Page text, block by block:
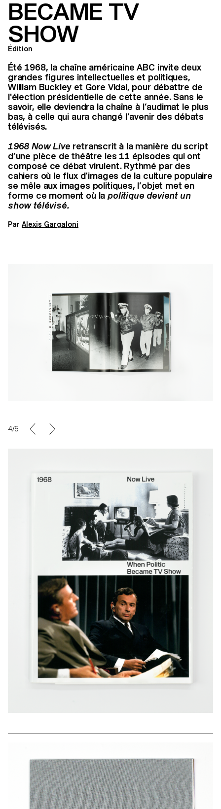
BECAME TV
SHOW
Édition
Été 1968, la chaîne américaine ABC invite deux
grandes figures intellectuelles et politiques,
William Buckley et Gore Vidal, pour débattre de
l'élection présidentielle de cette année. Sans le
savoir, elle deviendra la chaîne à l’audimat le plus
bas, à celle qui aura changé l’avenir des débats
télévisés.
1968 Now Live retranscrit à la manière du script
d’une pièce de théâtre les 11 épisodes qui ont
composé ce débat virulent. Rythmé par des
cahiers où le flux d’images de la culture populaire
se mêle aux images politiques, l’objet met en
forme ce moment où lapolitique devient un
show télévisé.
Par Alexis Gargaloni
4/5